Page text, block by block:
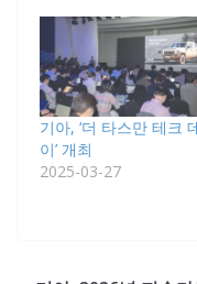
기아, ‘더 타스만 테크
이’ 개최
2025-03-27